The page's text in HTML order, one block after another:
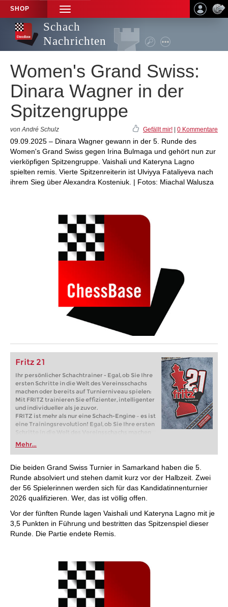
SHOP
TOGGLE
NAVIGATION
Schach
Nachrichten
Women's Grand Swiss:
Dinara Wagner in der
Spitzengruppe
von André Schulz Gefällt mir! 0 Kommentare
09.09.2025 – Dinara Wagner gewann in der 5. Runde des
Women's Grand Swiss gegen Irina Bulmaga und gehört nun zur
vierköpfigen Spitzengruppe. Vaishali und Kateryna Lagno
spielten remis. Vierte Spitzenreiterin ist Ulviyya Fataliyeva nach
ihrem Sieg über Alexandra Kosteniuk. | Fotos: Miachal Walusza
Fritz 21
Ihr persönlicher Schachtrainer - Egal, ob Sie Ihre
ersten Schritte in die Welt des Vereinsschachs
machen oder bereits auf Turnierniveau spielen:
Mit FRITZ trainieren Sie effizienter, intelligenter
und individueller als je zuvor.
FRITZ ist mehr als nur eine Schach-Engine – es ist
eine Trainingsrevolution! Egal, ob Sie Ihre ersten
Schritte in die Welt des Vereinsschachs machen
oder bereits auf Turnierniveau spielen: Mit
FRITZ trainieren Sie effizienter, intelligenter und
individueller als je zuvor.
Mehr...
Die beiden Grand Swiss Turnier in Samarkand haben die 5.
Runde absolviert und stehen damit kurz vor der Halbzeit. Zwei
der 56 Spielerinnen werden sich für das Kandidatinnenturnier
2026 qualifizieren. Wer, das ist völlig offen.
Vor der fünften Runde lagen Vaishali und Kateryna Lagno mit je
3,5 Punkten in Führung und bestritten das Spitzenspiel dieser
Runde. Die Partie endete Remis.